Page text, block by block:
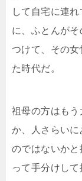
して自宅に連
に、ふとんが
つけて、その
た時代だ。
祖母の方はも
か、人さらい
のではないか
って手分けし